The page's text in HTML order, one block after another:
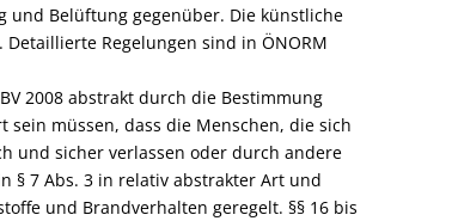
und Belüftung gegenüber. Die künstliche
Regelungen sind in ÖNORM
2008 abstrakt durch die Bestimmung
müssen, dass die Menschen, die sich
und sicher verlassen oder durch andere
§ 7 Abs. 3 in relativ abstrakter Art und
und Brandverhalten geregelt. §§ 16 bis